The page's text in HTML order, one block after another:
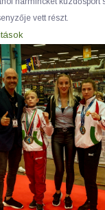
vett részt.